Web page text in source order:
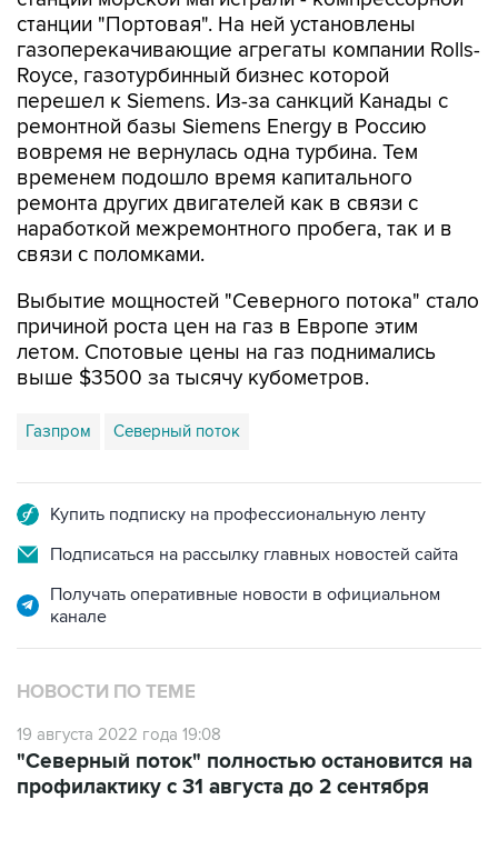
станции "Портовая". На ней установлены
газоперекачивающие агрегаты компании Rolls-
Royce, газотурбинный бизнес которой
перешел к Siemens. Из-за санкций Канады с
ремонтной базы Siemens Energy в Россию
вовремя не вернулась одна турбина. Тем
временем подошло время капитального
ремонта других двигателей как в связи с
наработкой межремонтного пробега, так и в
связи с поломками.
Выбытие мощностей "Северного потока" стало
причиной роста цен на газ в Европе этим
летом. Спотовые цены на газ поднимались
выше $3500 за тысячу кубометров.
Газпром Северный поток
Купить подписку на профессиональную ленту
Подписаться на рассылку главных новостей сайта
Получать оперативные новости в официальном
канале
НОВОСТИ ПО ТЕМЕ
19 августа 2022 года 19:08
"Северный поток" полностью остановится на
профилактику с 31 августа до 2 сентября